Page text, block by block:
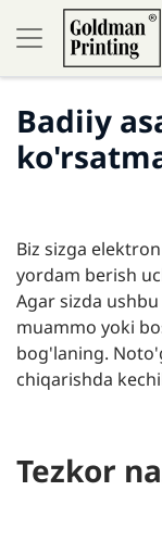
Badiiy
Biz sizga
yordam berish
Agar sizda
muammo yoki
bog'laning.
chiqarishda
Tezkor